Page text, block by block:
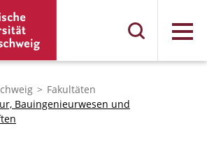
Menü
Fakultäten
Bauingenieurwesen und